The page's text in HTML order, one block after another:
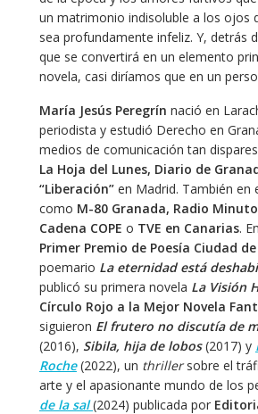
un matrimonio indisoluble a los ojos
sea profundamente infeliz. Y, detrás
que se convertirá en un elemento
novela, casi diríamos que en un
María Jesús Peregrín nació en
periodista y estudió Derecho en
medios de comunicación tan
La Hoja del Lunes, Diario de
“Liberación”en Madrid. También en
como M-80 Granada, Radio
Cadena COPE o TVE en Canarias.
Primer Premio de Poesía Ciudad
poemario La eternidad está
publicó su primera novela La Visión
Círculo Rojo a la Mejor Novela
siguieron El frutero no discutía de
(2016), Sibila, hija de lobos(2017) y
Roche(2022), un thrillersobre el
arte y el apasionante mundo de los
de la sal (2024) publicada por